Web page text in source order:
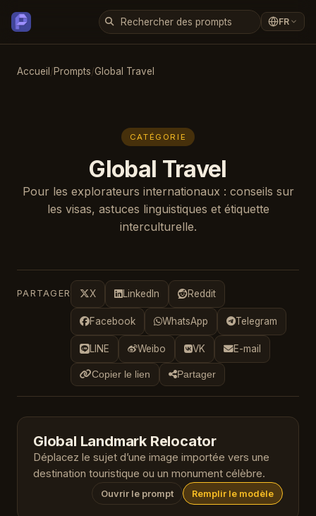
FR
Accueil /Prompts/Global Travel
CATÉGORIE
Global Travel
Pour les explorateurs internationaux : conseils sur
les visas, astuces linguistiques et étiquette
interculturelle.
PARTAGER X LinkedIn Reddit
Facebook WhatsApp Telegram
LINE Weibo VK E-mail
Copier le lien Partager
Global Landmark Relocator
Déplacez le sujet d’une image importée vers une
destination touristique ou un monument célèbre.
Ouvrir le prompt Remplir le modèle